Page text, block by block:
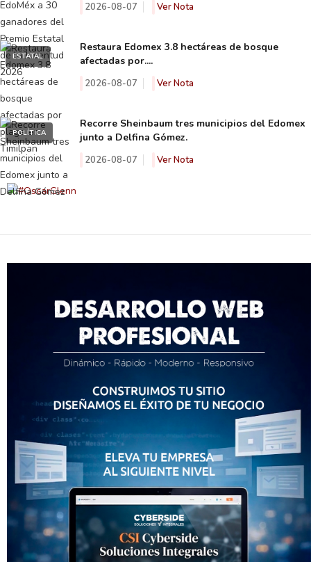
2026-08-07 Ver Nota
ESTATAL
Restaura Edomex 3.8 hectáreas de bosque
afectadas por....
2026-08-07 Ver Nota
POLÍTICA
Recorre Sheinbaum tres municipios del Edomex
junto a Delfina Gómez.
2026-08-07 Ver Nota